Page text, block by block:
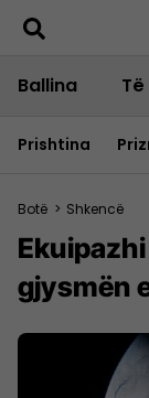
Ballina
Prishtina
Botë > Shkencë
gjysmën